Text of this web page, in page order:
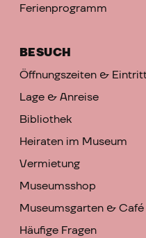
Ferienprogramm
BESUCH
Öffnungszeiten &
Lage & Anreise
Bibliothek
Heiraten im Museum
Vermietung
Museumsshop
Museumsgarten & Café
Häufige Fragen